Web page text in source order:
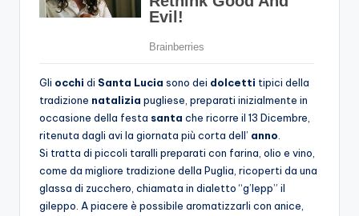
Gli occhi di Santa Lucia sono dei dolcetti tipici della
tradizione natalizia pugliese, preparati inizialmente in
occasione della festa santa che ricorre il 13 Dicembre,
ritenuta dagli avi la giornata più corta dell’ anno
Si tratta di piccoli taralli preparati con farina, olio e vino,
come da migliore tradizione della Puglia, ricoperti da una
glassa di zucchero, chiamata in dialetto “g’lepp” il
gileppo. A piacere è possibile aromatizzarli con anice,